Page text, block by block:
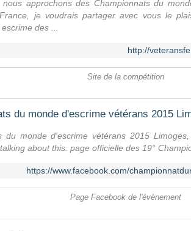
nous approchons des Championnats du
je voudrais partager avec vous le
des ...
http://
Site de la compétition
du monde d'escrime vétérans 2015
du monde d'escrime vétérans 2015
about this. page officielle des 19°
https://www.facebook.com/
Page Facebook de l'évènement